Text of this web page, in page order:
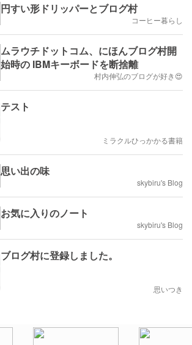
円すい形ドリッパーとブログ村
コーヒー暮らし
ムラウチドットコム、にほんブログ村開
始時の IBMキーボードを断捨離
村内伸弘のブログが好き😍
テスト
ミラクルひっかかる書籍
思い出の味
skybiru's Blog
お気に入りのノート
skybiru's Blog
ブログ村に登録しました。
思いつき